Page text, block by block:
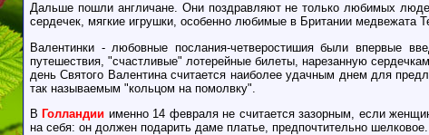
Дальше пошли англичане. Они поздравляют не только любимых
сердечек, мягкие игрушки, особенно любимые в Британии медвежата
Валентинки - любовные послания-четверостишия были впервые
путешествия, "счастливые" лотерейные билеты, нарезанную
день Святого Валентина считается наиболее удачным днем для
так называемым "кольцом на помолвку".
В Голландии именно 14 февраля не считается зазорным, если
на себя: он должен подарить даме платье, предпочтительно шелковое.